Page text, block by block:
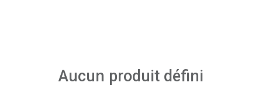
Aucun produit défini